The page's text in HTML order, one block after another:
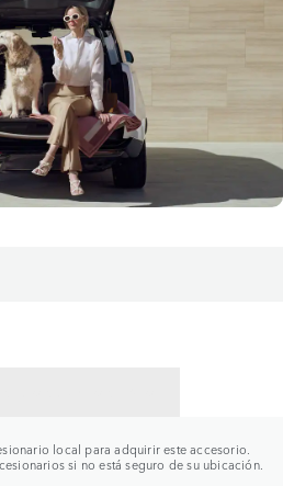
local para adquirir este accesorio.
si no está seguro de su ubicación.